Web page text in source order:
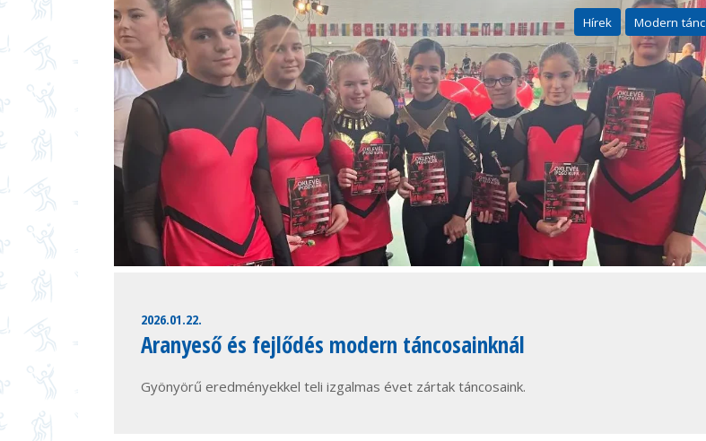
Hírek Modern tánc
2026.01.22.
Aranyeső és fejlődés modern táncosainknál
Gyönyörű eredményekkel teli izgalmas évet zártak táncosaink.